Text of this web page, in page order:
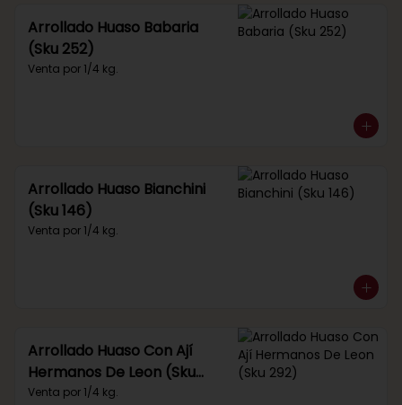
Arrollado Huaso Babaria
(Sku 252)
Venta por 1/4 kg.
Arrollado Huaso Bianchini
(Sku 146)
Venta por 1/4 kg.
Arrollado Huaso Con Ají
Hermanos De Leon (Sku
292)
Venta por 1/4 kg.